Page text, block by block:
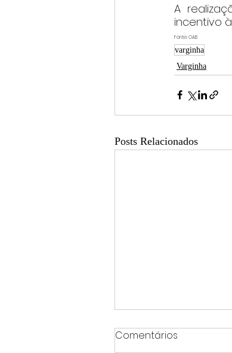
A
incentivo
Fonte: OAB
varginha
Varginha
Posts Relacionados
Comentários